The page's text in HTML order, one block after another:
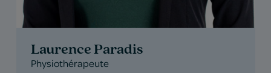
Laurence Paradis
Physiothérapeute